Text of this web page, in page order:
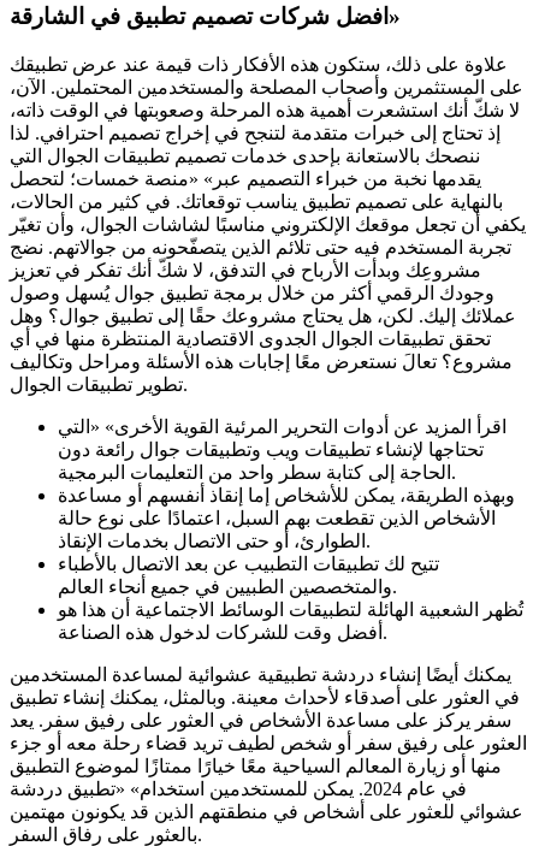
افضل شركات تصميم تطبيق في الشارقة»
علاوة على ذلك، ستكون هذه الأفكار ذات قيمة عند عرض تطبيقك
على المستثمرين وأصحاب المصلحة والمستخدمين المحتملين. الآن،
لا شكّ أنك استشعرت أهمية هذه المرحلة وصعوبتها في الوقت ذاته،
إذ تحتاج إلى خبرات متقدمة لتنجح في إخراج تصميم احترافي. لذا
ننصحك بالاستعانة بإحدى خدمات تصميم تطبيقات الجوال التي
يقدمها نخبة من خبراء التصميم عبر» «منصة خمسات؛ لتحصل
بالنهاية على تصميم تطبيق يناسب توقعاتك. في كثير من الحالات،
يكفي أن تجعل موقعك الإلكتروني مناسبًا لشاشات الجوال، وأن تغيّر
تجربة المستخدم فيه حتى تلائم الذين يتصفّحونه من جوالاتهم. نضج
مشروعِك وبدأت الأرباح في التدفق، لا شكّ أنك تفكر في تعزيز
وجودك الرقمي أكثر من خلال برمجة تطبيق جوال يُسهل وصول
عملائك إليك. لكن، هل يحتاج مشروعك حقًا إلى تطبيق جوال؟ وهل
تحقق تطبيقات الجوال الجدوى الاقتصادية المنتظرة منها في أي
مشروع؟ تعالَ نستعرض معًا إجابات هذه الأسئلة ومراحل وتكاليف
تطوير تطبيقات الجوال.
اقرأ المزيد عن أدوات التحرير المرئية القوية الأخرى» «التي
تحتاجها لإنشاء تطبيقات ويب وتطبيقات جوال رائعة دون
الحاجة إلى كتابة سطر واحد من التعليمات البرمجية.
وبهذه الطريقة، يمكن للأشخاص إما إنقاذ أنفسهم أو مساعدة
الأشخاص الذين تقطعت بهم السبل، اعتمادًا على نوع حالة
الطوارئ، أو حتى الاتصال بخدمات الإنقاذ.
تتيح لك تطبيقات التطبيب عن بعد الاتصال بالأطباء
والمتخصصين الطبيين في جميع أنحاء العالم.
تُظهر الشعبية الهائلة لتطبيقات الوسائط الاجتماعية أن هذا هو
أفضل وقت للشركات لدخول هذه الصناعة.
يمكنك أيضًا إنشاء دردشة تطبيقية عشوائية لمساعدة المستخدمين
في العثور على أصدقاء لأحداث معينة. وبالمثل، يمكنك إنشاء تطبيق
سفر يركز على مساعدة الأشخاص في العثور على رفيق سفر. يعد
العثور على رفيق سفر أو شخص لطيف تريد قضاء رحلة معه أو جزء
منها أو زيارة المعالم السياحية معًا خيارًا ممتازًا لموضوع التطبيق
في عام 2024. يمكن للمستخدمين استخدام» «تطبيق دردشة
عشوائي للعثور على أشخاص في منطقتهم الذين قد يكونون مهتمين
بالعثور على رفاق السفر.